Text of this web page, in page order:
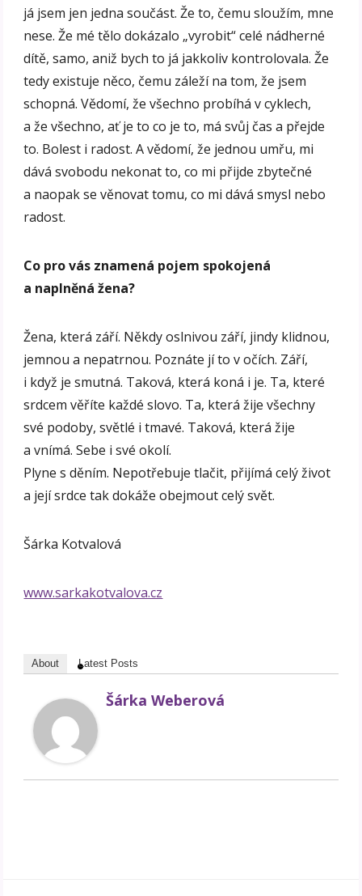
já jsem jen jedna součást. Že to, čemu sloužím, mne
nese. Že mé tělo dokázalo „vyrobit“ celé nádherné
dítě, samo, aniž bych to já jakkoliv kontrolovala. Že
tedy existuje něco, čemu záleží na tom, že jsem
schopná. Vědomí, že všechno probíhá v cyklech,
a že všechno, ať je to co je to, má svůj čas a přejde
to. Bolest i radost. A vědomí, že jednou umřu, mi
dává svobodu nekonat to, co mi přijde zbytečné
a naopak se věnovat tomu, co mi dává smysl nebo
radost.
Co pro vás znamená pojem spokojená
a naplněná žena?
Žena, která září. Někdy oslnivou září, jindy klidnou,
jemnou a nepatrnou. Poznáte jí to v očích. Září,
i když je smutná. Taková, která koná i je. Ta, které
srdcem věříte každé slovo. Ta, která žije všechny
své podoby, světlé i tmavé. Taková, která žije
a vnímá. Sebe i své okolí.
Plyne s děním. Nepotřebuje tlačit, přijímá celý život
a její srdce tak dokáže obejmout celý svět.
Šárka Kotvalová
www.sarkakotvalova.cz
About Latest Posts
Šárka Weberová